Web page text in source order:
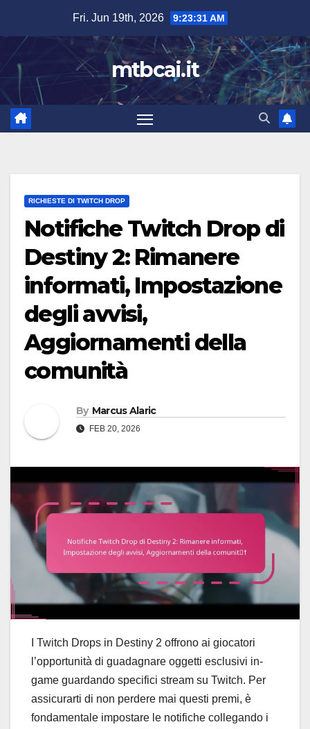
content
Fri. Jun 19th, 2026 9:23:33 AM
mtbcai.it
RICHIESTE DI TWITCH DROP
Notifiche Twitch Drop di
Destiny 2: Rimanere
informati, Impostazione
degli avvisi,
Aggiornamenti della
comunità
By Marcus Alaric
FEB 20, 2026
I Twitch Drops in Destiny 2 offrono ai giocatori
l’opportunità di guadagnare oggetti esclusivi in-
game guardando specifici stream su Twitch. Per
assicurarti di non perdere mai questi premi, è
fondamentale impostare le notifiche collegando i